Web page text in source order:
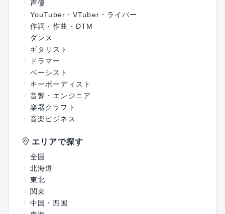
声優
YouTuber・VTuber・ライバー
作詞・作曲・DTM
ダンス
ギタリスト
ドラマー
ベーシスト
キーボーディスト
音響・エンジニア
楽器クラフト
音楽ビジネス
エリアで探す
全国
北海道
東北
関東
中国・四国